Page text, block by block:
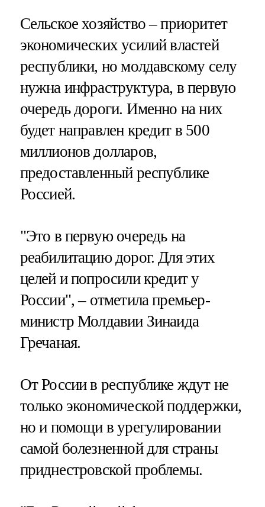
Сельское хозяйство – приоритет
экономических усилий властей
республики, но молдавскому селу
нужна инфраструктура, в первую
очередь дороги. Именно на них
будет направлен кредит в 500
миллионов долларов,
предоставленный республике
Россией.
"Это в первую очередь на
реабилитацию дорог. Для этих
целей и попросили кредит у
России", – отметила премьер-
министр Молдавии Зинаида
Гречаная.
От России в республике ждут не
только экономической поддержки,
но и помощи в урегулировании
самой болезненной для страны
приднестровской проблемы.